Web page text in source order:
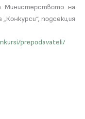
Министерството на
подсекция
prepodavateli/